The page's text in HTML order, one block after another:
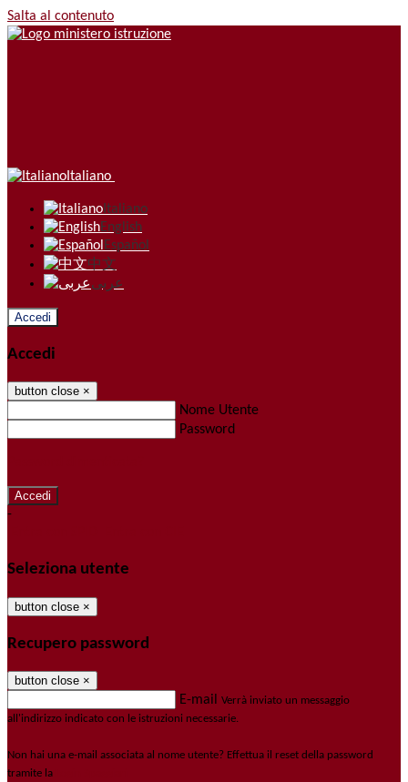
Salta al contenuto
Italiano
Italiano
English
Español
中文
عربى
Accedi
Accedi
button close ×
Nome Utente
Password
-
Seleziona utente
button close ×
Recupero password
button close ×
E-mail Verrà inviato un messaggio
all'indirizzo indicato con le istruzioni necessarie.
Non hai una e-mail associata al nome utente? Effettua il reset della password
tramite la